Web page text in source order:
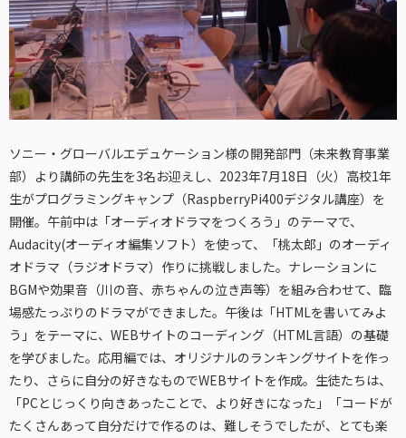
ソニー・グローバルエデュケーション様の開発部門（未来教育事業
部）より講師の先生を3名お迎えし、2023年7月18日（火）高校1年
生がプログラミングキャンプ（RaspberryPi400デジタル講座）を
開催。午前中は「オーディオドラマをつくろう」のテーマで、
Audacity(オーディオ編集ソフト）を使って、「桃太郎」のオーディ
オドラマ（ラジオドラマ）作りに挑戦しました。ナレーションに
BGMや効果音（川の音、赤ちゃんの泣き声等）を組み合わせて、臨
場感たっぷりのドラマができました。午後は「HTMLを書いてみよ
う」をテーマに、WEBサイトのコーディング（HTML言語）の基礎
を学びました。応用編では、オリジナルのランキングサイトを作っ
たり、さらに自分の好きなものでWEBサイトを作成。生徒たちは、
「PCとじっくり向きあったことで、より好きになった」「コードが
たくさんあって自分だけで作るのは、難しそうでしたが、とても楽